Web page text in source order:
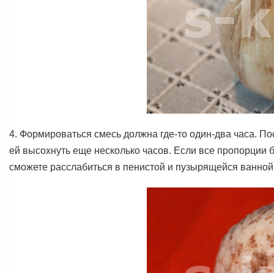
4. Формироваться смесь должна где-то один-два часа.
ей высохнуть еще несколько часов. Если все
сможете расслабиться в пенистой и пузырящейся